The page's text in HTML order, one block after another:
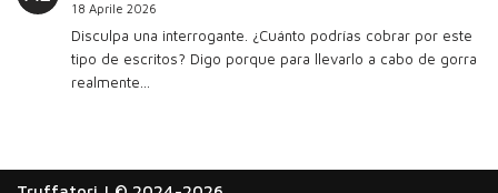
18 Aprile 2026
Disculpa una interrogante. ¿Cuánto podrías cobrar por este
tipo de escritos? Digo porque para llevarlo a cabo de gorra
realmente…